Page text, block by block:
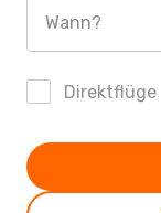
Wann?
Direktflüge